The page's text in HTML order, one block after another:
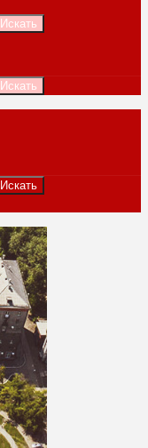
Искать
Искать
Искать